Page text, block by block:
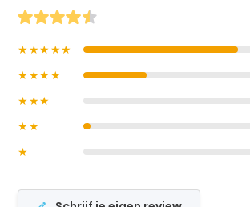
★★★★★
★★★★
★★★
★★
★